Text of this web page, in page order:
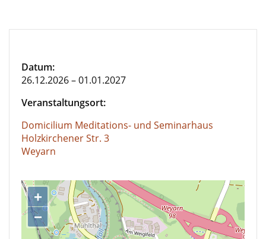
Datum:
26.12.2026 – 01.01.2027
Veranstaltungsort:
Domicilium Meditations- und Seminarhaus
Holzkirchener Str. 3
Weyarn
+
−